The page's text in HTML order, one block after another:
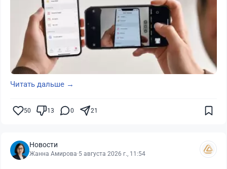
Читать дальше →
50 13 0 21
Новости
Жанна Амирова·5 августа 2026 г., 11:54